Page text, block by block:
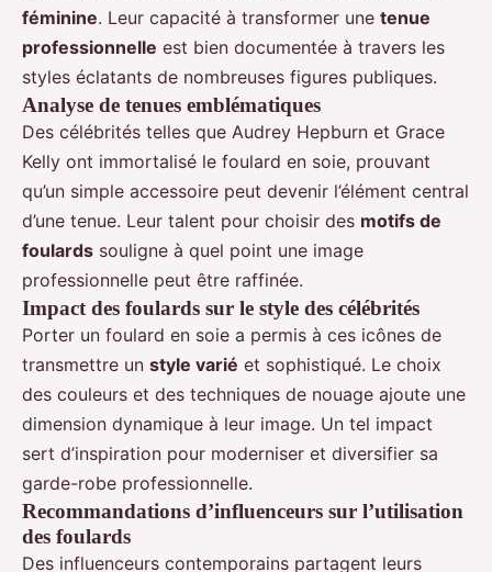
féminine. Leur capacité à transformer une tenue
professionnelle est bien documentée à travers les
styles éclatants de nombreuses figures publiques.
Analyse de tenues emblématiques
Des célébrités telles que Audrey Hepburn et Grace
Kelly ont immortalisé le foulard en soie, prouvant
qu’un simple accessoire peut devenir l’élément central
d’une tenue. Leur talent pour choisir des motifs de
foulards souligne à quel point une image
professionnelle peut être raffinée.
Impact des foulards sur le style des célébrités
Porter un foulard en soie a permis à ces icônes de
transmettre un style varié et sophistiqué. Le choix
des couleurs et des techniques de nouage ajoute une
dimension dynamique à leur image. Un tel impact
sert d’inspiration pour moderniser et diversifier sa
garde-robe professionnelle.
Recommandations d’influenceurs sur l’utilisation
des foulards
Des influenceurs contemporains partagent leurs